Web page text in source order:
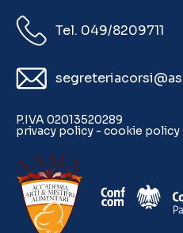
Tel. 049/8209711
P.IVA 02013520289
privacy policy - cookie policy